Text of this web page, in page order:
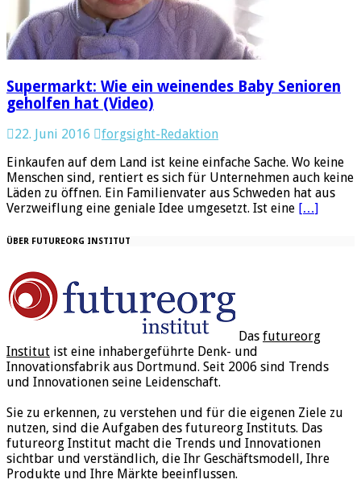
Supermarkt: Wie ein weinendes Baby Senioren
geholfen hat (Video)
22. Juni 2016
forgsight-Redaktion
Einkaufen auf dem Land ist keine einfache Sache. Wo keine
Menschen sind, rentiert es sich für Unternehmen auch keine
Läden zu öffnen. Ein Familienvater aus Schweden hat aus
Verzweiflung eine geniale Idee umgesetzt. Ist eine […]
ÜBER FUTUREORG INSTITUT
Das futureorg
Institut ist eine inhabergeführte Denk- und
Innovationsfabrik aus Dortmund. Seit 2006 sind Trends
und Innovationen seine Leidenschaft.
Sie zu erkennen, zu verstehen und für die eigenen Ziele zu
nutzen, sind die Aufgaben des futureorg Instituts. Das
futureorg Institut macht die Trends und Innovationen
sichtbar und verständlich, die Ihr Geschäftsmodell, Ihre
Produkte und Ihre Märkte beeinflussen.